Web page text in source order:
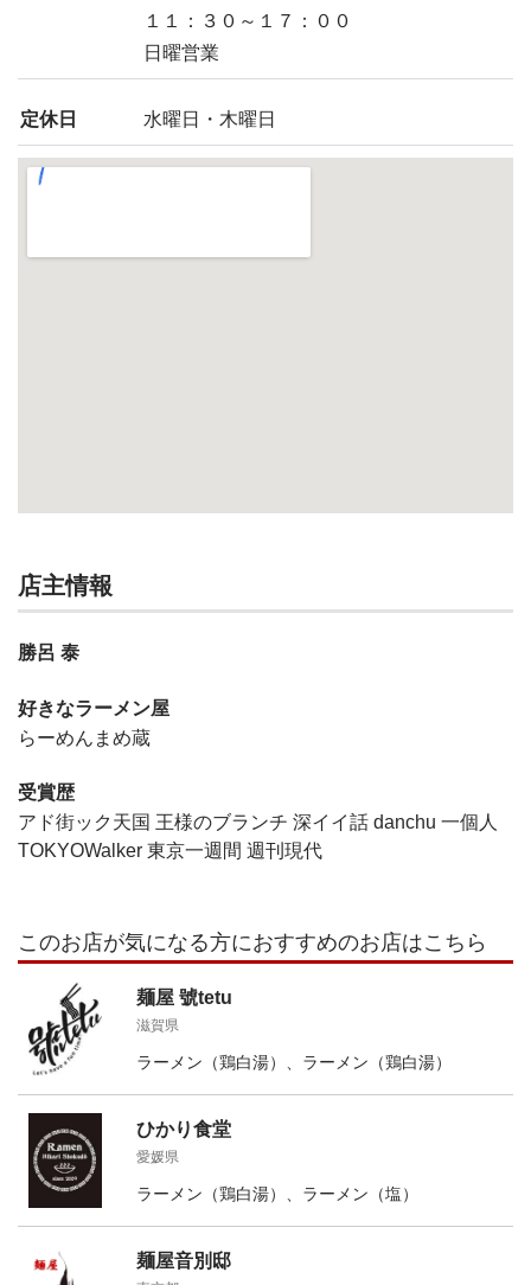
１１：３０～１７：００
日曜営業
定休日 水曜日・木曜日
店主情報
勝呂 泰
好きなラーメン屋
らーめんまめ蔵
受賞歴
アド街ック天国 王様のブランチ 深イイ話 danchu 一個人
TOKYOWalker 東京一週間 週刊現代
このお店が気になる方におすすめのお店はこちら
麺屋 號tetu
滋賀県
ラーメン（鶏白湯）、ラーメン（鶏白湯）
ひかり食堂
愛媛県
ラーメン（鶏白湯）、ラーメン（塩）
麺屋音別邸